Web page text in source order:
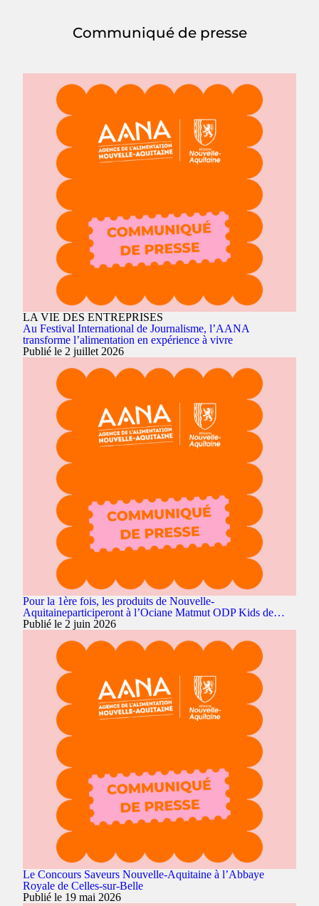
Communiqué de presse
LA VIE DES ENTREPRISES
Au Festival International de Journalisme, l’AANA
transforme l’alimentation en expérience à vivre
Publié le 2 juillet 2026
Pour la 1ère fois, les produits de Nouvelle-
Aquitaineparticiperont à l’Ociane Matmut ODP Kids de…
Publié le 2 juin 2026
Le Concours Saveurs Nouvelle-Aquitaine à l’Abbaye
Royale de Celles-sur-Belle
Publié le 19 mai 2026